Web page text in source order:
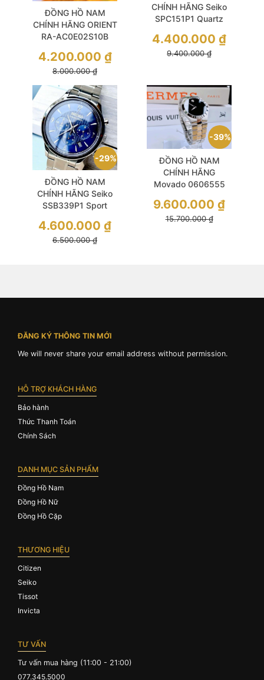
ĐỒNG HỒ NAM
CHÍNH HÃNG ORIENT
RA-AC0E02S10B
Automatic White Size
40mm
8.000.000₫
4.200.000 ₫
CHÍNH HÃNG Seiko
SPC151P1 Quartz
Black Dial
9.400.000₫
4.400.000 ₫
29%
ĐỒNG HỒ NAM
CHÍNH HÃNG Seiko
SSB339P1 Sport
Blue Dial Silver
Stainless Steel For
6.500.000₫
4.600.000 ₫
39%
ĐỒNG HỒ NAM
CHÍNH HÃNG
Movado 0606555
Sapphire Silver
Stainless Steel For
15.700.000₫
9.600.000 ₫
ĐĂNG KÝ THÔNG TIN MỚI
We will never share your email address without permission.
HỖ TRỢ KHÁCH HÀNG
Bảo hành
Thức Thanh Toán
Chính Sách
DANH MỤC SẢN PHẨM
Đồng Hồ Nam
Đồng Hồ Nữ
Đồng Hồ Cặp
THƯƠNG HIỆU
Citizen
Seiko
Tissot
Invicta
TƯ VẤN
Tư vấn mua hàng (11:00 - 21:00)
077.345.5000